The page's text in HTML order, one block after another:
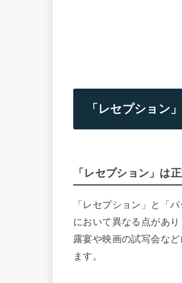
「レセプション
「レセプション」は
「レセプション」と「
において異なる点があり
露宴や映画の試写会な
ます。